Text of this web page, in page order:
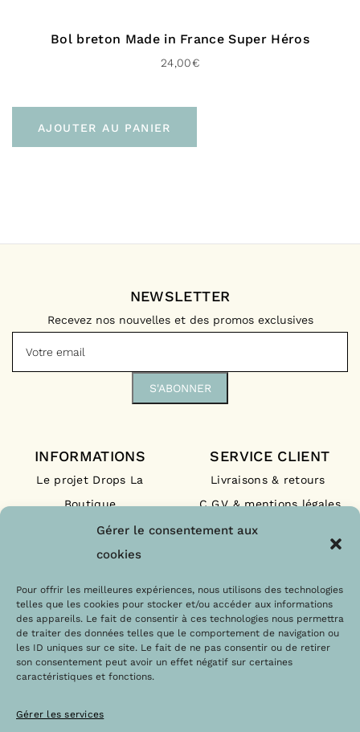
Gérer le consentement aux
cookies
Pour offrir les meilleures expériences, nous utilisons des technologies
telles que les cookies pour stocker et/ou accéder aux informations
des appareils. Le fait de consentir à ces technologies nous permettra
de traiter des données telles que le comportement de navigation ou
les ID uniques sur ce site. Le fait de ne pas consentir ou de retirer
son consentement peut avoir un effet négatif sur certaines
caractéristiques et fonctions.
Gérer les services
Bol breton Made in France Super Héros
24,00€
AJOUTER AU PANIER
INFORMATIONS
Le projet Drops La
Boutique
Nos engagements
Les labels
SERVICE CLIENT
Livraisons & retours
C.G.V & mentions légales
F.A.Q
NEWSLETTER
Recevez nos nouvelles et des promos exclusives